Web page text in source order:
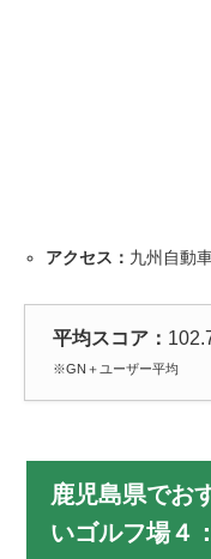
アクセス： 九州自動
平均スコア：
※GN＋ユーザー平均
鹿児島県でお
いゴルフ場４